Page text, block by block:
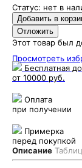
Статус: нет в
Этот товар был
Просмотреть
Бесплатная
от 10000 руб.
Оплата
при получении
Примерка
перед покупкой
Описание